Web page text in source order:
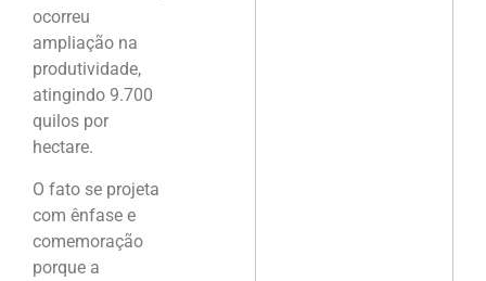
ocorreu
ampliação na
produtividade,
atingindo 9.700
quilos por
hectare.
O fato se projeta
com ênfase e
comemoração
porque a